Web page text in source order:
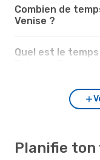
Combien de
Venise ?
Quel est le
Planifie ton